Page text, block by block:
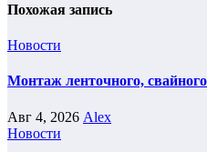
Похожая запись
Новости
Монтаж ленточного,
Авг 4, 2026 Alex
Новости